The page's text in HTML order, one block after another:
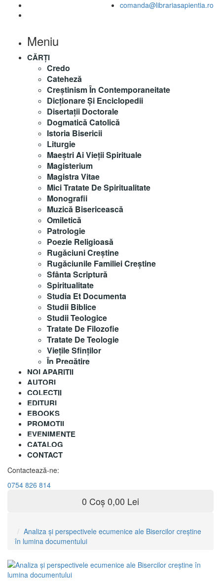
comanda@librariasapientia.ro
Meniu
CĂRȚI
Credo
Cateheză
Creștinism În Contemporaneitate
Dicționare Și Enciclopedii
Disertații Doctorale
Dogmatică Catolică
Istoria Bisericii
Liturgie
Maeştri Ai Vieţii Spirituale
Magisterium
Magistra Vitae
Mici Tratate De Spiritualitate
Monografii
Muzică Bisericească
Omiletică
Patrologie
Poezie Religioasă
Rugăciuni Creştine
Rugăciunile Familiei Creștine
Sfânta Scriptură
Spiritualitate
Studia Et Documenta
Studii Biblice
Studii Teologice
Tratate De Filozofie
Tratate De Teologie
Vieţile Sfinţilor
În Pregătire
NOI APARITII
AUTORI
COLECȚII
EDITURI
EBOOKS
PROMOȚII
EVENIMENTE
CATALOG
CONTACT
Contactează-ne:
0754 826 814
0 Coș0,00 Lei
Analiza şi perspectivele ecumenice ale Bisercilor creştine
în lumina documentului